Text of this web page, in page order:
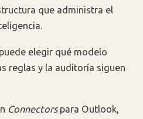
que administra el
elegir qué modelo
reglas y la auditoría siguen
Connectorspara Outlook,